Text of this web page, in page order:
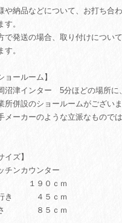
や納品などについて、お打ち合
す。
で発送の場合、取り付けについ
す。
ョールーム】
沼津インター 5分ほどの場所に、
所併設のショールームがございま
メーカーのような立派なもので
イズ】
チンカウンター
１９０ｃｍ
き ４５ｃｍ
８５ｃｍ